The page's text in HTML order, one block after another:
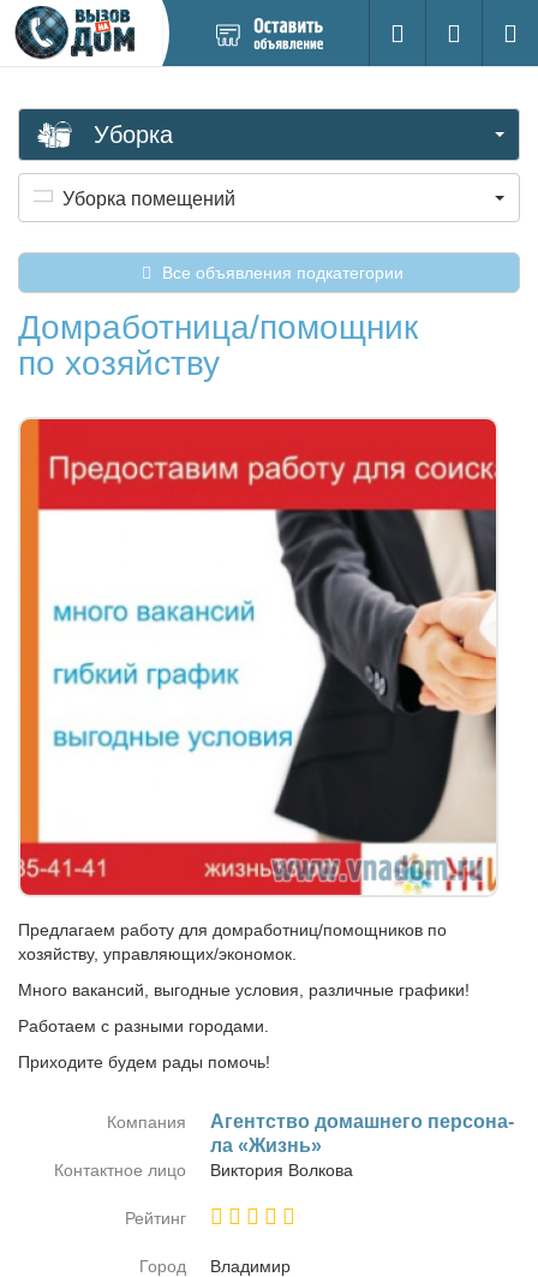
новое
Поиск
Вход на
Уборка
Уборка помещений
Все объявления подкатегории
Домработница/помощник
по хозяйству
Предлагаем работу для домработниц/помощников по
хозяйству, управляющих/экономок.
Много вакансий, выгодные условия, различные графики!
Работаем с разными городами.
Приходите будем рады помочь!
Компания
Агент­ство до­маш­не­го пер­со­на­
ла «Жизнь»
Контактное лицо Вик­то­рия Вол­ко­ва
Рейтинг
Город
Вла­ди­мир